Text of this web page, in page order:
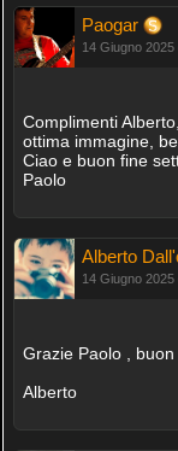
Paogar
14 Giugno 2025
Complimenti Alberto,
ottima immagine,
Ciao e buon fine
Paolo
Alberto
14 Giugno 2025
Grazie Paolo ,
Alberto